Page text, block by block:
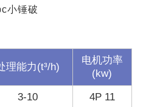
小锤破
理能力(t³/h)
电机功率
(kw)
3-10 4P 11